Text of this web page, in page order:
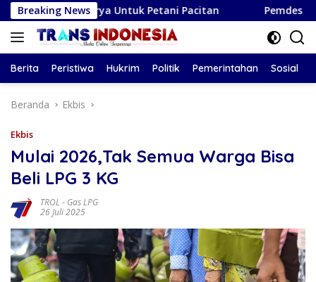
Langsung
ke
konten
Breaking News
Surya Untuk Petani Pacitan Pemdes Kendalbulur
Berita Peristiwa Hukrim Politik Pemerintahan Sosial
Beranda Ekbis
Ekbis
Mulai 2026,Tak Semua Warga Bisa
Beli LPG 3 KG
TROL - Gas LPG
26 Juli 2025